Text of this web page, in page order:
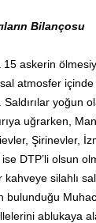
Bilançosu
15 askerin
atmosfer
Saldırılar yoğun
uğrarken,
Şirinevler,
DTP’li olsun
silahlı
bulunduğu
ablukaya